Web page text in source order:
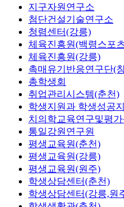
지구자원연구소
첨단건설기술연구소
청렴센터(강릉)
체육진흥원(백령스포
체육진흥원(강릉)
촉매유기반응연구단(
총학생회
취업관리시스템(춘천)
학생지원과 학생성공
치의학교육연구및평가
통일강원연구원
평생교육원(춘천)
평생교육원(강릉)
평생교육원(원주)
학생상담센터(춘천)
학생상담센터(강릉,원